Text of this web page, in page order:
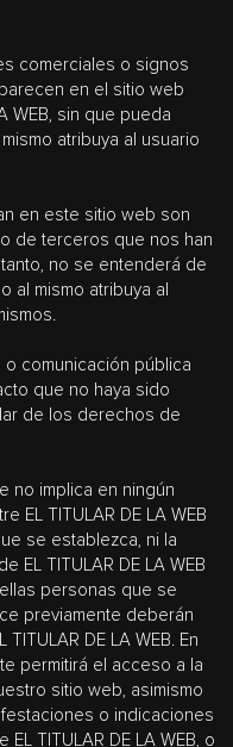
comerciales o signos
en el sitio web
WEB, sin que pueda
atribuya al usuario
en este sitio web son
o de terceros que nos han
no se entenderá de
al mismo atribuya al
o comunicación pública
que no haya sido
de los derechos de
no implica en ningún
EL TITULAR DE LA WEB
se establezca, ni la
EL TITULAR DE LA WEB
personas que se
previamente deberán
DE LA WEB. En
permitirá el acceso a la
sitio web, asimismo
o indicaciones
TITULAR DE LA WEB, o